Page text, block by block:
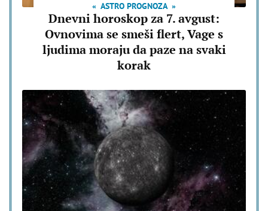
ASTRO PROGNOZA
Dnevni horoskop za 7. avgust:
Ovnovima se smeši flert, Vage s
ljudima moraju da paze na svaki
korak